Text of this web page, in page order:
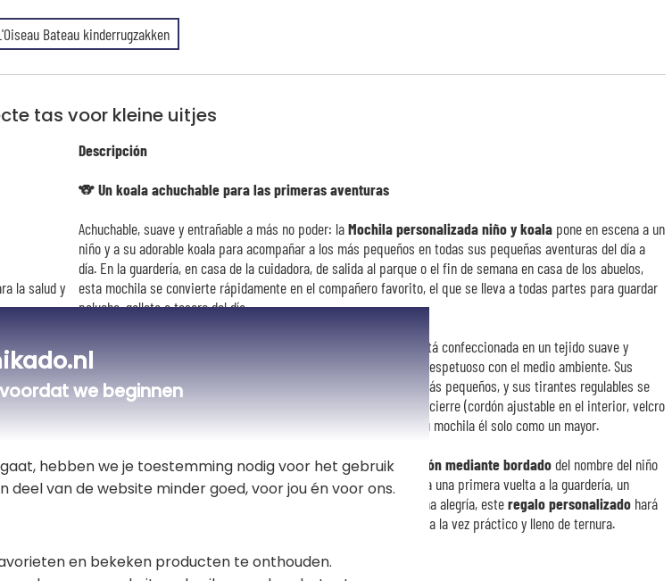
Bateau kinderrugzakken
tas voor kleine uitjes
la salud y
Descripción
🐨 Un koala achuchable para las primeras aventuras
Achuchable, suave y entrañable a más no poder: laMochila personalizada niño y koala pone en escena a un
niño y a su adorable koala para acompañar a los más pequeños en todas sus pequeñas aventuras del día a
día. En la guardería, en casa de la cuidadora, de salida al parque o el fin de semana en casa de los abuelos,
esta mochila se convierte rápidamente en el compañero favorito, el que se lleva a todas partes para guardar
peluche, galleta o tesoro del día.
Firmada por la marca francesa
, esta mochila está confeccionada en un tejido suave y
resistente
, a la vez suave para la piel y respetuoso con el medio ambiente. Sus
dimensiones de 30 x 23 cm son perfectamente adaptadas a los más pequeños, y sus tirantes regulables se
ajustan a la morfología de tu hijo para un confort óptimo. El doble cierre (cordón ajustable en el interior, velcro
en el exterior) favorece la autonomía: tu hijo abre, cierra y lleva su mochila él solo como un mayor.
Para hacer esta mochila realmente única, añade lapersonalización mediante bordadodel nombre del niño
en la solapa, en el color y el estilo de tu elección. Regalo ideal para una primera vuelta a la guardería, un
cumpleaños, un nacimiento, un bautizo o simplemente para dar una alegría, esteregalo personalizado hará
, a la vez práctico y lleno de ternura.
we beginnen
hebben we je toestemming nodig voor het gebruik
deel van de website minder goed, voor jou én voor ons.
en bekeken producten te onthouden.